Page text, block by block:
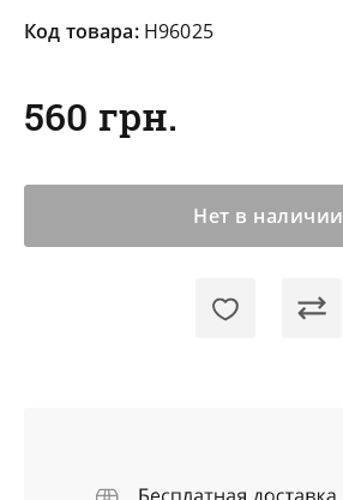
Код товара: H96025
560 грн.
Нет в наличии